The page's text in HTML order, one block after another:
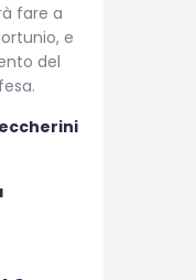
fare a
e
del